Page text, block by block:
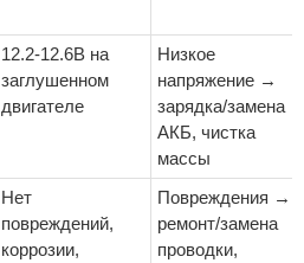
12.2-12.6В на
заглушенном
двигателе
Низкое
напряжение →
зарядка/замена
АКБ, чистка
массы
Нет
повреждений,
коррозии,
Повреждения →
ремонт/замена
проводки,